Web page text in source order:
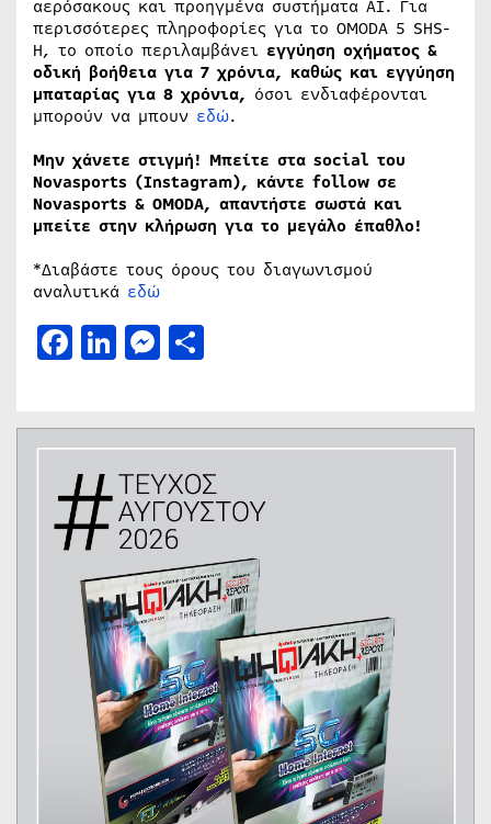
αερόσακους και προηγμένα συστήματα AI. Για
περισσότερες πληροφορίες για το OMODA 5 SHS-
H, το οποίο περιλαμβάνει εγγύηση οχήματος &
οδική βοήθεια για 7 χρόνια, καθώς και εγγύηση
μπαταρίας για 8 χρόνια, όσοι ενδιαφέρονται
μπορούν να μπουν εδώ.
Mην χάνετε στιγμή! Μπείτε στα social του
Novasports (Instagram), κάντε follow σε
Novasports & OMODA, απαντήστε σωστά και
μπείτε στην κλήρωση για το μεγάλο έπαθλο!
*Διαβάστε τους όρους του διαγωνισμού
αναλυτικά εδώ
Facebook
LinkedIn
Messenger